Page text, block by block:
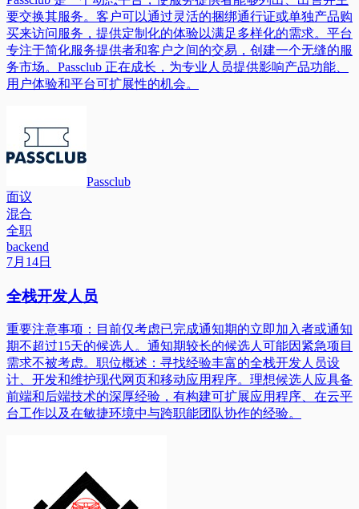
要交换其服务。客户可以通过灵活的捆绑通行证或单独产品购
买来访问服务，提供定制化的体验以满足多样化的需求。平台
专注于简化服务提供者和客户之间的交易，创建一个无缝的服
务市场。Passclub 正在成长，为专业人员提供影响产品功能、
用户体验和平台可扩展性的机会。
Passclub
面议
混合
全职
backend
7月14日
全栈开发人员
重要注意事项：目前仅考虑已完成通知期的立即加入者或通知
期不超过15天的候选人。通知期较长的候选人可能因紧急项目
需求不被考虑。职位概述：寻找经验丰富的全栈开发人员设
计、开发和维护现代网页和移动应用程序。理想候选人应具备
前端和后端技术的深厚经验，有构建可扩展应用程序、在云平
台工作以及在敏捷环境中与跨职能团队协作的经验。